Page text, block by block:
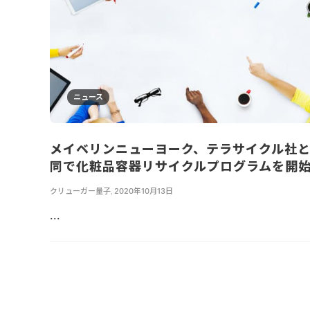
ニュース
メイベリンニューヨーク、テラサイクル社
同で化粧品容器リサイクルプログラムを開
クリューガー量子 2020年10月13日
...